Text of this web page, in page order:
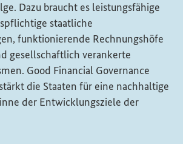
Dazu braucht es leistungsfähige
staatliche
funktionierende Rechnungshöfe
gesellschaftlich verankerte
Good Financial Governance
die Staaten für eine nachhaltige
der Entwicklungsziele der